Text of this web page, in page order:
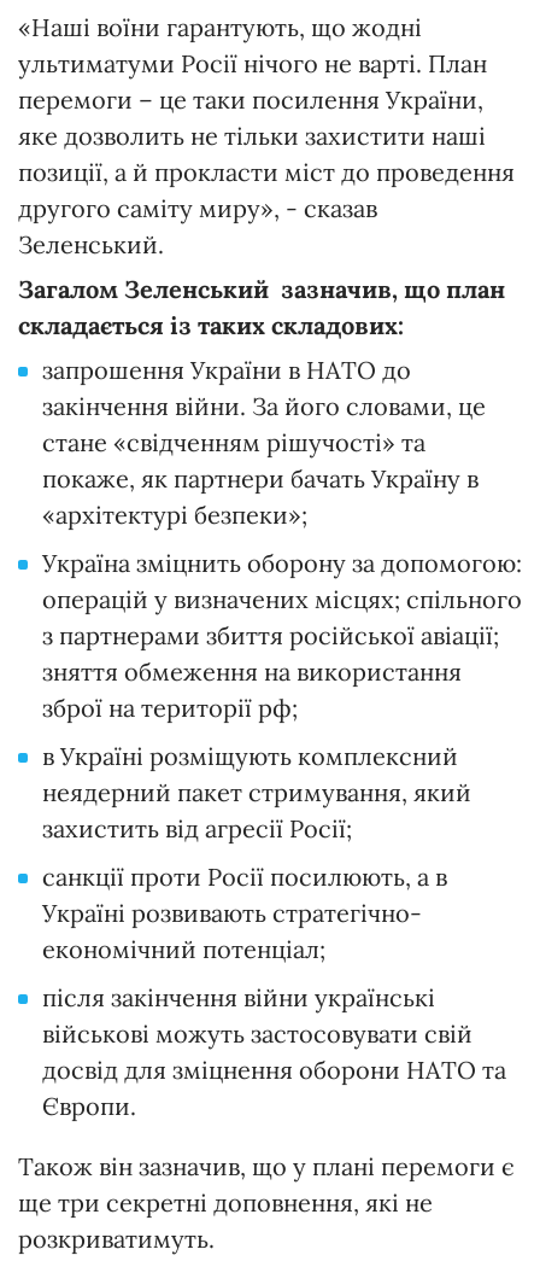
«Наші воїни гарантують, що жодні
ультиматуми Росії нічого не варті. План
перемоги – це таки посилення України,
яке дозволить не тільки захистити наші
позиції, а й прокласти міст до проведення
другого саміту миру», - сказав
Зеленський.
Загалом Зеленський зазначив, що план
складається із таких складових:
запрошення України в НАТО до
закінчення війни. За його словами, це
стане «свідченням рішучості» та
покаже, як партнери бачать Україну в
«архітектурі безпеки»;
Україна зміцнить оборону за допомогою:
операцій у визначених місцях; спільного
з партнерами збиття російської авіації;
зняття обмеження на використання
зброї на території рф;
в Україні розміщують комплексний
неядерний пакет стримування, який
захистить від агресії Росії;
санкції проти Росії посилюють, а в
Україні розвивають стратегічно-
економічний потенціал;
після закінчення війни українські
військові можуть застосовувати свій
досвід для зміцнення оборони НАТО та
Європи.
Також він зазначив, що у плані перемоги є
ще три секретні доповнення, які не
розкриватимуть.